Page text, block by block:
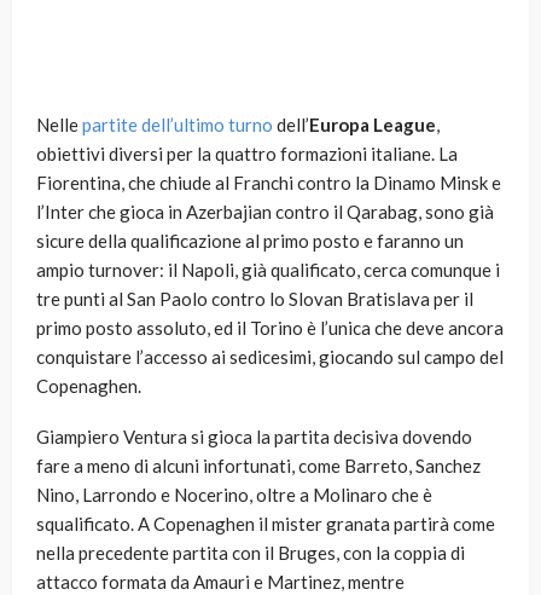
Nellepartite dell’ultimo turno dell’Europa League,
obiettivi diversi per la quattro formazioni italiane. La
Fiorentina, che chiude al Franchi contro la Dinamo Minsk e
l’Inter che gioca in Azerbajian contro il Qarabag, sono già
sicure della qualificazione al primo posto e faranno un
ampio turnover: il Napoli, già qualificato, cerca comunque i
tre punti al San Paolo contro lo Slovan Bratislava per il
primo posto assoluto, ed il Torino è l’unica che deve ancora
conquistare l’accesso ai sedicesimi, giocando sul campo del
Copenaghen.
Giampiero Ventura si gioca la partita decisiva dovendo
fare a meno di alcuni infortunati, come Barreto, Sanchez
Nino, Larrondo e Nocerino, oltre a Molinaro che è
squalificato. A Copenaghen il mister granata partirà come
nella precedente partita con il Bruges, con la coppia di
attacco formata da Amauri e Martinez, mentre